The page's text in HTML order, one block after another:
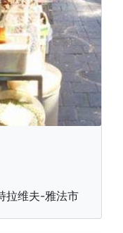
拉维夫-雅法市